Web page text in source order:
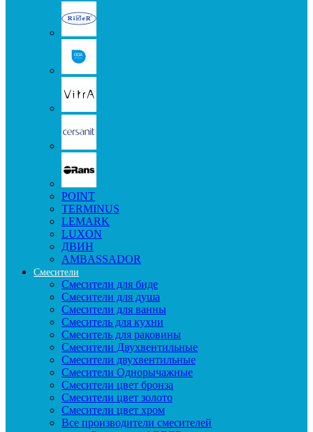
POINT
TERMINUS
LEMARK
LUXON
ДВИН
AMBASSADOR
Смесители
Смесители для биде
Смесители для душа
Смесители для ванны
Смеситель для кухни
Смеситель для раковины
Смесители Двухвентильные
Смесители двухвентильные
Смесители Однорычажные
Смесители цвет бронза
Смесители цвет золото
Смесители цвет хром
Все производители смесителей